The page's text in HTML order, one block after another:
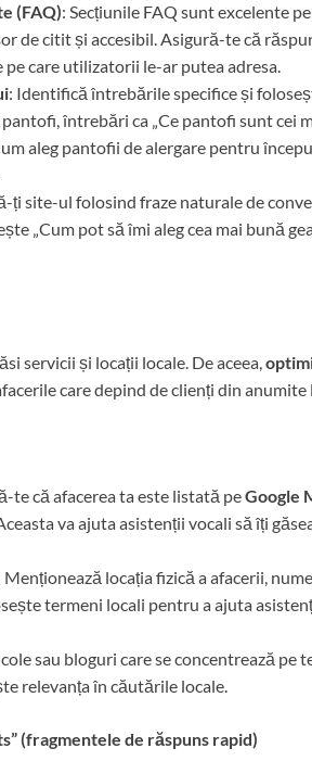
(FAQ): Secțiunile FAQ sunt excelente
de citit și accesibil. Asigură-te că
care utilizatorii le-ar putea adresa.
: Identifică întrebările specifice și
întrebări ca „Ce pantofi sunt cei
aleg pantofii de alergare pentru
ți site-ul folosind fraze naturale de
„Cum pot să îmi aleg cea mai bună
servicii și locații locale. De aceea,
care depind de clienți din anumite
te că afacerea ta este listată peGoogle
va ajuta asistenții vocali să îți
Menționează locația fizică a afacerii,
termeni locali pentru a ajuta
sau bloguri care se concentrează pe
relevanța în căutările locale.
(fragmentele de răspuns rapid)